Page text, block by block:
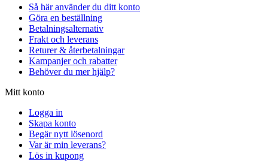
Så här använder du ditt konto
Göra en beställning
Betalningsalternativ
Frakt och leverans
Returer & återbetalningar
Kampanjer och rabatter
Behöver du mer hjälp?
Mitt konto
Logga in
Skapa konto
Begär nytt lösenord
Var är min leverans?
Lös in kupong